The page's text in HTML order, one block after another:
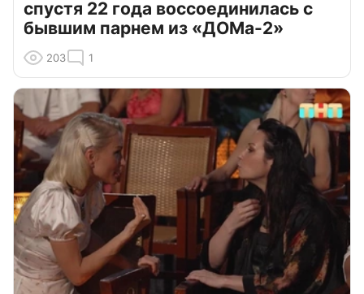
спустя 22 года воссоединилась с
бывшим парнем из «ДОМа-2»
203 1